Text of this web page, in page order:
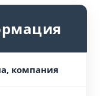
компания